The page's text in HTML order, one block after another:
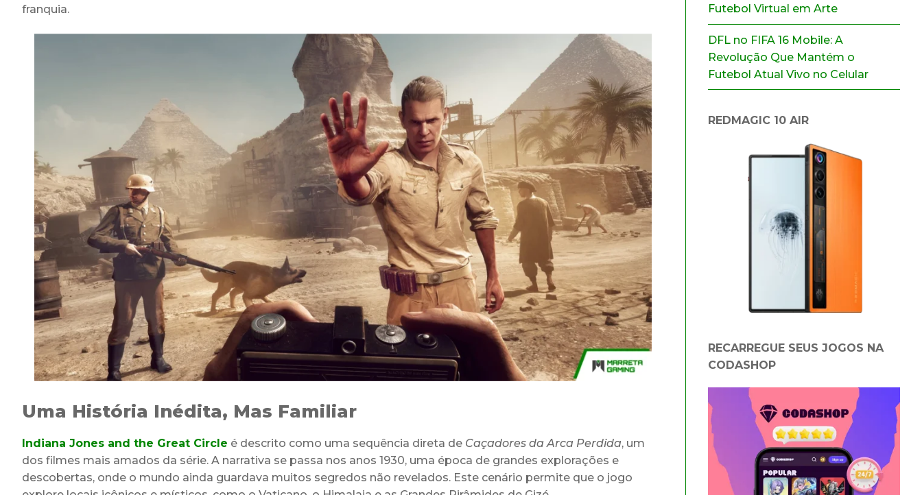
franquia.
Uma História Inédita, Mas Familiar
Indiana Jones and the Great Circle é descrito como uma sequência direta de Caçadores da Arca Perdida, um
dos filmes mais amados da série. A narrativa se passa nos anos 1930, uma época de grandes explorações e
descobertas, onde o mundo ainda guardava muitos segredos não revelados. Este cenário permite que o jogo
Futebol Virtual em Arte
DFL no FIFA 16 Mobile: A
Revolução Que Mantém o
Futebol Atual Vivo no Celular
REDMAGIC 10 AIR
RECARREGUE SEUS JOGOS NA
CODASHOP